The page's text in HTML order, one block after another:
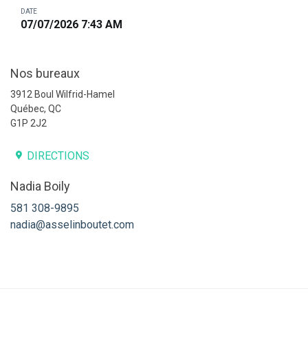
DATE
07/07/2026 7:43 AM
Nos bureaux
3912 Boul Wilfrid-Hamel
Québec, QC
G1P 2J2
DIRECTIONS
Nadia Boily
581 308-9895
nadia@asselinboutet.com